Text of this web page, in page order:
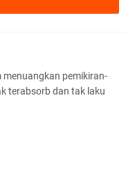
pemikiran-
terabsorb dan tak laku